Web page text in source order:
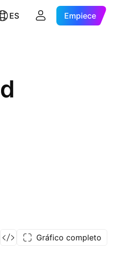
ES Empiece
Gráfico completo